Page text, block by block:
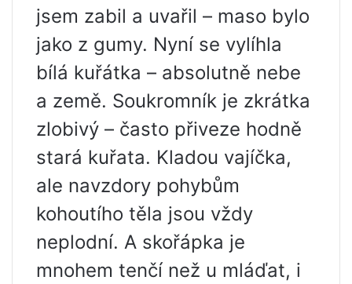
jsem zabil a uvařil – maso bylo
jako z gumy. Nyní se vylíhla
bílá kuřátka – absolutně nebe
a země. Soukromník je zkrátka
zlobivý – často přiveze hodně
stará kuřata. Kladou vajíčka,
ale navzdory pohybům
kohoutího těla jsou vždy
neplodní. A skořápka je
mnohem tenčí než u mláďat, i